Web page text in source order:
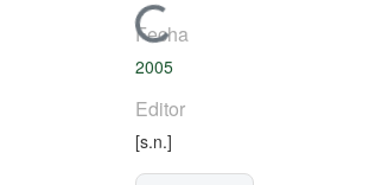
Cargando...
Fecha
2005
Editor
[s.n.]